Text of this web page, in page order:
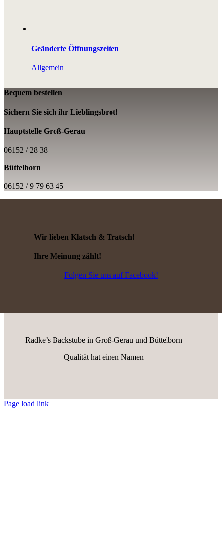
Geänderte Öffnungszeiten
Allgemein
Bequem bestellen
Sichern Sie sich ihr Lieblings­brot!
Hauptstelle Groß-Gerau
06152 / 28 38
Büttelborn
06152 / 9 79 63 45
Wir lieben Klatsch & Tratsch!
Ihre Meinung zählt!
Folgen Sie uns auf Facebook!
Radke’s Backstube in Groß-Gerau und Büttelborn
Qualität hat einen Namen
Page load link